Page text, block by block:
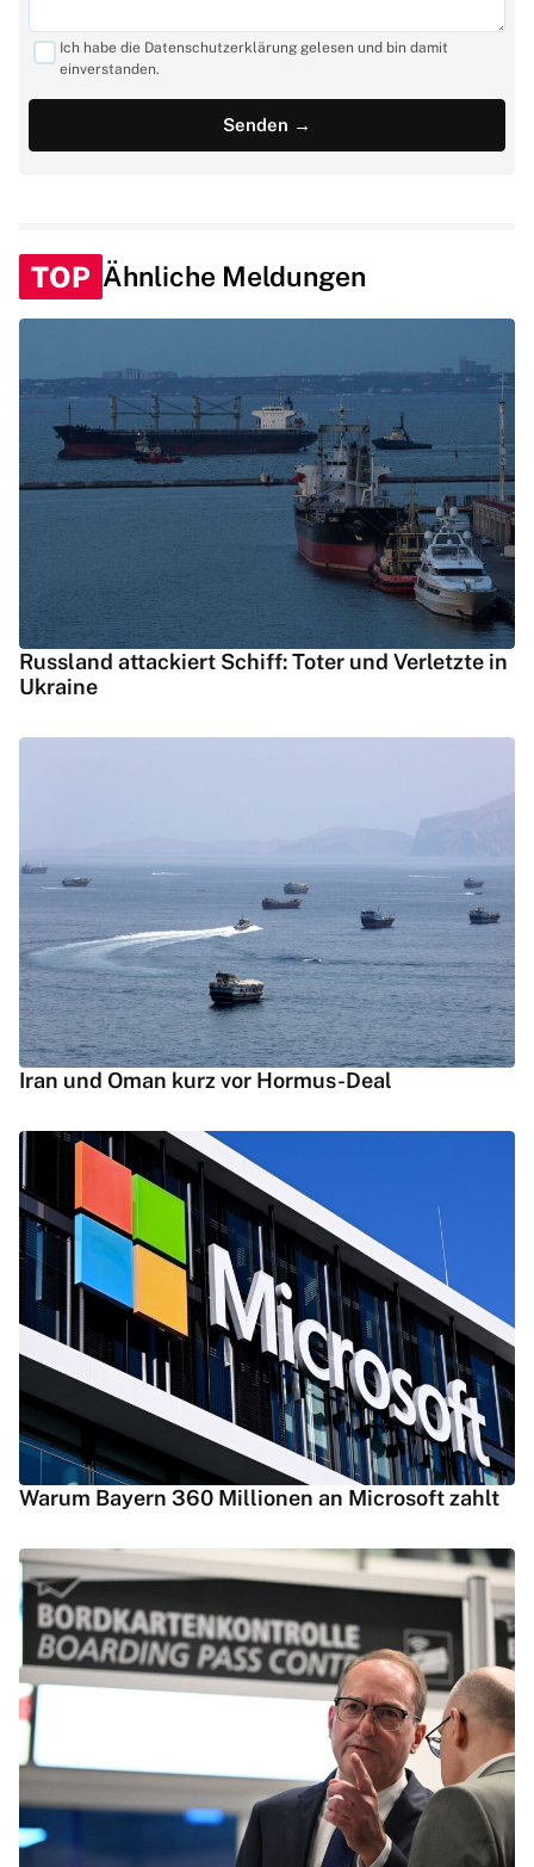
Ich habe die Datenschutzerklärung gelesen und bin damit
einverstanden.
TOP Ähnliche Meldungen
Russland attackiert Schiff: Toter und Verletzte in
Ukraine
Iran und Oman kurz vor Hormus-Deal
Warum Bayern 360 Millionen an Microsoft zahlt